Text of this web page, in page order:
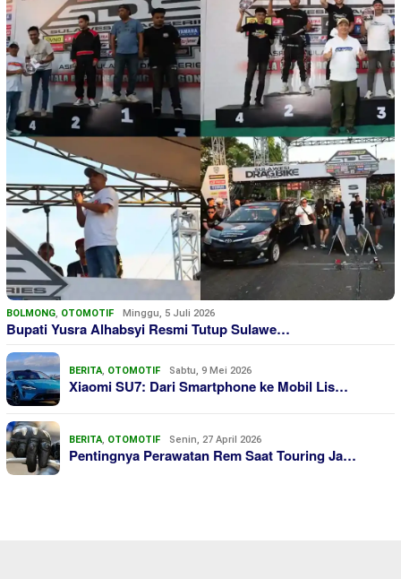
BOLMONG, OTOMOTIF Minggu, 5 Juli 2026
Bupati Yusra Alhabsyi Resmi Tutup Sulawe…
BERITA, OTOMOTIF Sabtu, 9 Mei 2026
Xiaomi SU7: Dari Smartphone ke Mobil Lis…
BERITA, OTOMOTIF Senin, 27 April 2026
Pentingnya Perawatan Rem Saat Touring Ja…